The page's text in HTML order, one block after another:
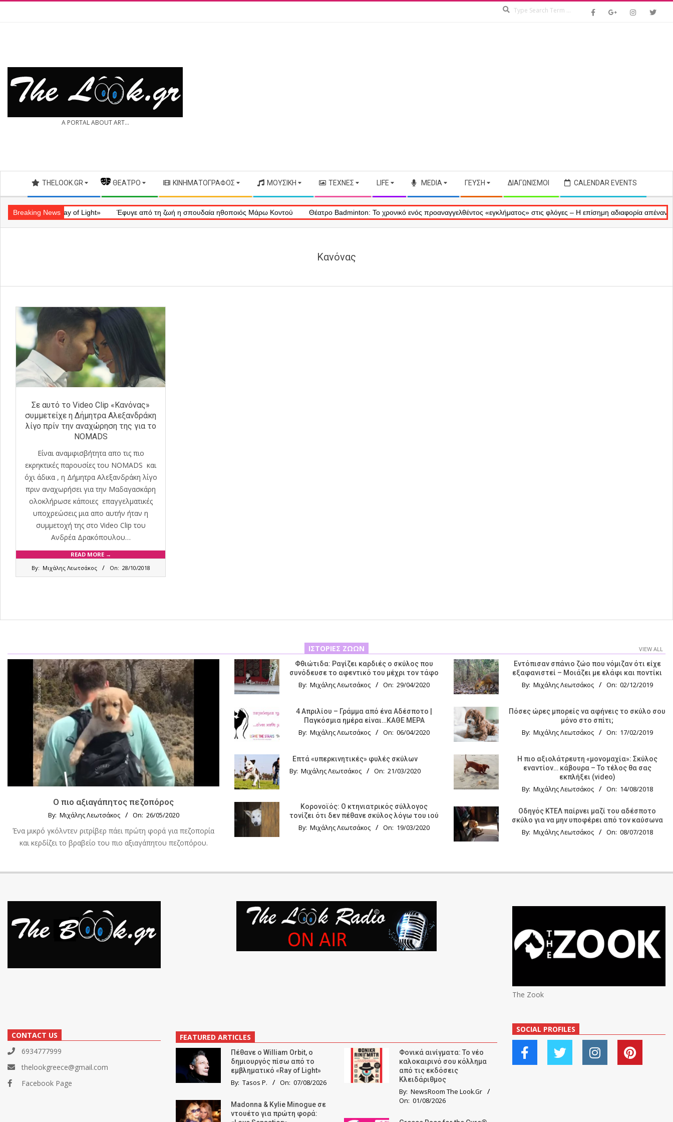
THE A PORTAL ABOUT ART...
Secondary
Navigation
Menu
THELOOK.GR — ΘΈΑΤΡΟ ΚΙΝΗΜΑΤΟΓΡΆΦΟΣ ΜΟΥΣΙΚΉ ΤΈΧΝΕΣ LIFE MEDIA ΓΕΎΣΗ ΔΙΑΓΩΝΙΣΜΟΊ CALENDAR EVENTS
Breaking News
«Ray of Light» Έφυγε από τη ζωή η σπουδαία ηθοποιός Μάρω Κοντού Θέατρο Badminton: Το χρονικό ενός προαναγγελθέντος «εγκλήματος» στις φλόγες – Η επίσημη αδιαφορία απέναντι στις
Κανόνας
Σε αυτό το Video Clip «Κανόνας»
συμμετείχε η Δήμητρα Αλεξανδράκη
λίγο πρίν την αναχώρηση της για το
NOΜΑDS
Είναι αναμφισβήτητα απο τις πιο
εκρηκτικές παρουσίες του ΝOMADS και
όχι άδικα , η Δήμητρα Αλεξανδράκη λίγο
πριν αναχωρήσει για την Μαδαγασκάρη
ολοκλήρωσε κάποιες επαγγελματικές
υποχρεώσεις μια απο αυτήν ήταν η
συμμετοχή της στο Video Clip του
Ανδρέα Δρακόπουλου…
READ MORE →
By: Μιχάλης Λεωτσάκος On: 28/10/2018
ΙΣΤΟΡΊΕΣ ΖΏΩΝ VIEW ALL
Ο πιο αξιαγάπητος πεζοπόρος
By: Μιχάλης Λεωτσάκος On: 26/05/2020
Ένα μικρό γκόλντεν ριτρίβερ πάει πρώτη φορά για πεζοπορία
και κερδίζει το βραβείο του πιο αξιαγάπητου πεζοπόρου.
Φθιώτιδα: Ραγίζει καρδιές ο σκύλος που
συνόδευσε το αφεντικό του μέχρι τον τάφο
By: Μιχάλης Λεωτσάκος On: 29/04/2020
4 Απριλίου – Γράμμα από ένα Αδέσποτο |
Παγκόσμια ημέρα είναι…ΚΑΘΕ ΜΕΡΑ
By: Μιχάλης Λεωτσάκος On: 06/04/2020
Επτά «υπερκινητικές» φυλές σκύλων
By: Μιχάλης Λεωτσάκος On: 21/03/2020
Κορονοϊός: Ο κτηνιατρικός σύλλογος
τονίζει ότι δεν πέθανε σκύλος λόγω του ιού
By: Μιχάλης Λεωτσάκος On: 19/03/2020
Εντόπισαν σπάνιο ζώο που νόμιζαν ότι είχε
εξαφανιστεί – Μοιάζει με ελάφι και ποντίκι
By: Μιχάλης Λεωτσάκος On: 02/12/2019
Πόσες ώρες μπορείς να αφήνεις το σκύλο σου
μόνο στο σπίτι;
By: Μιχάλης Λεωτσάκος On: 17/02/2019
Η πιο αξιολάτρευτη «μονομαχία»: Σκύλος
εναντίον… κάβουρα – Το τέλος θα σας
εκπλήξει (video)
By: Μιχάλης Λεωτσάκος On: 14/08/2018
Οδηγός KTΕΛ παίρνει μαζί του αδέσποτο
σκύλο για να μην υποφέρει από τον καύσωνα
By: Μιχάλης Λεωτσάκος On: 08/07/2018
CONTACT US
6934777999
thelookgreece@gmail.com
Facebook Page
FEATURED ARTICLES
Πέθανε ο William Orbit, ο
δημιουργός πίσω από το
εμβληματικό «Ray of Light»
By: Tasos P. On: 07/08/2026
Madonna & Kylie Minogue σε
ντουέτο για πρώτη φορά:
Φονικά αινίγματα: Το νέο
καλοκαιρινό σου κόλλημα
από τις εκδόσεις
Κλειδάριθμος
By: NewsRoom The Look.Gr
On: 01/08/2026
The Zook
SOCIAL PROFILES